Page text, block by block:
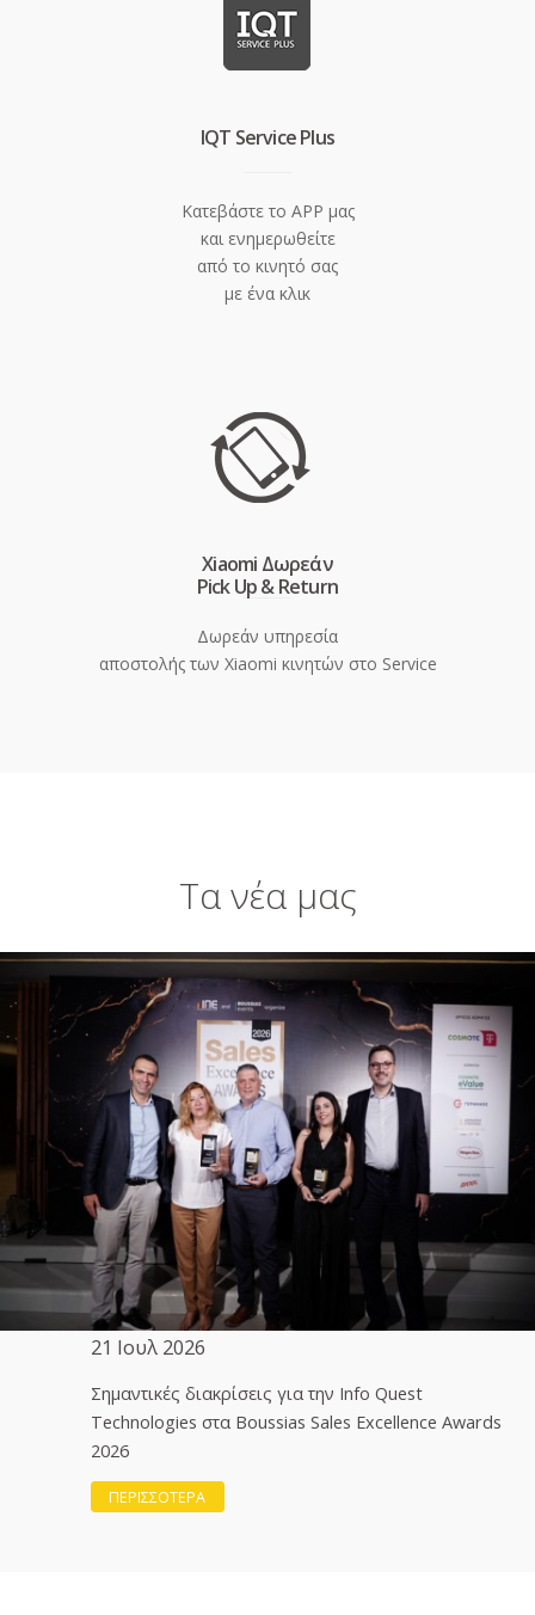
IQT Service Plus
Κατεβάστε το APP μας
και ενημερωθείτε
από το κινητό σας
με ένα κλικ
Xiaomi Δωρεάν
Pick Up & Return
Δωρεάν υπηρεσία
αποστολής των Xiaomi κινητών στο Service
Τα νέα μας
21 Ιουλ 2026
Σημαντικές διακρίσεις για την Info Quest
Technologies στα Boussias Sales Excellence Awards
2026
ΠΕΡΙΣΣΟΤΕΡΑ